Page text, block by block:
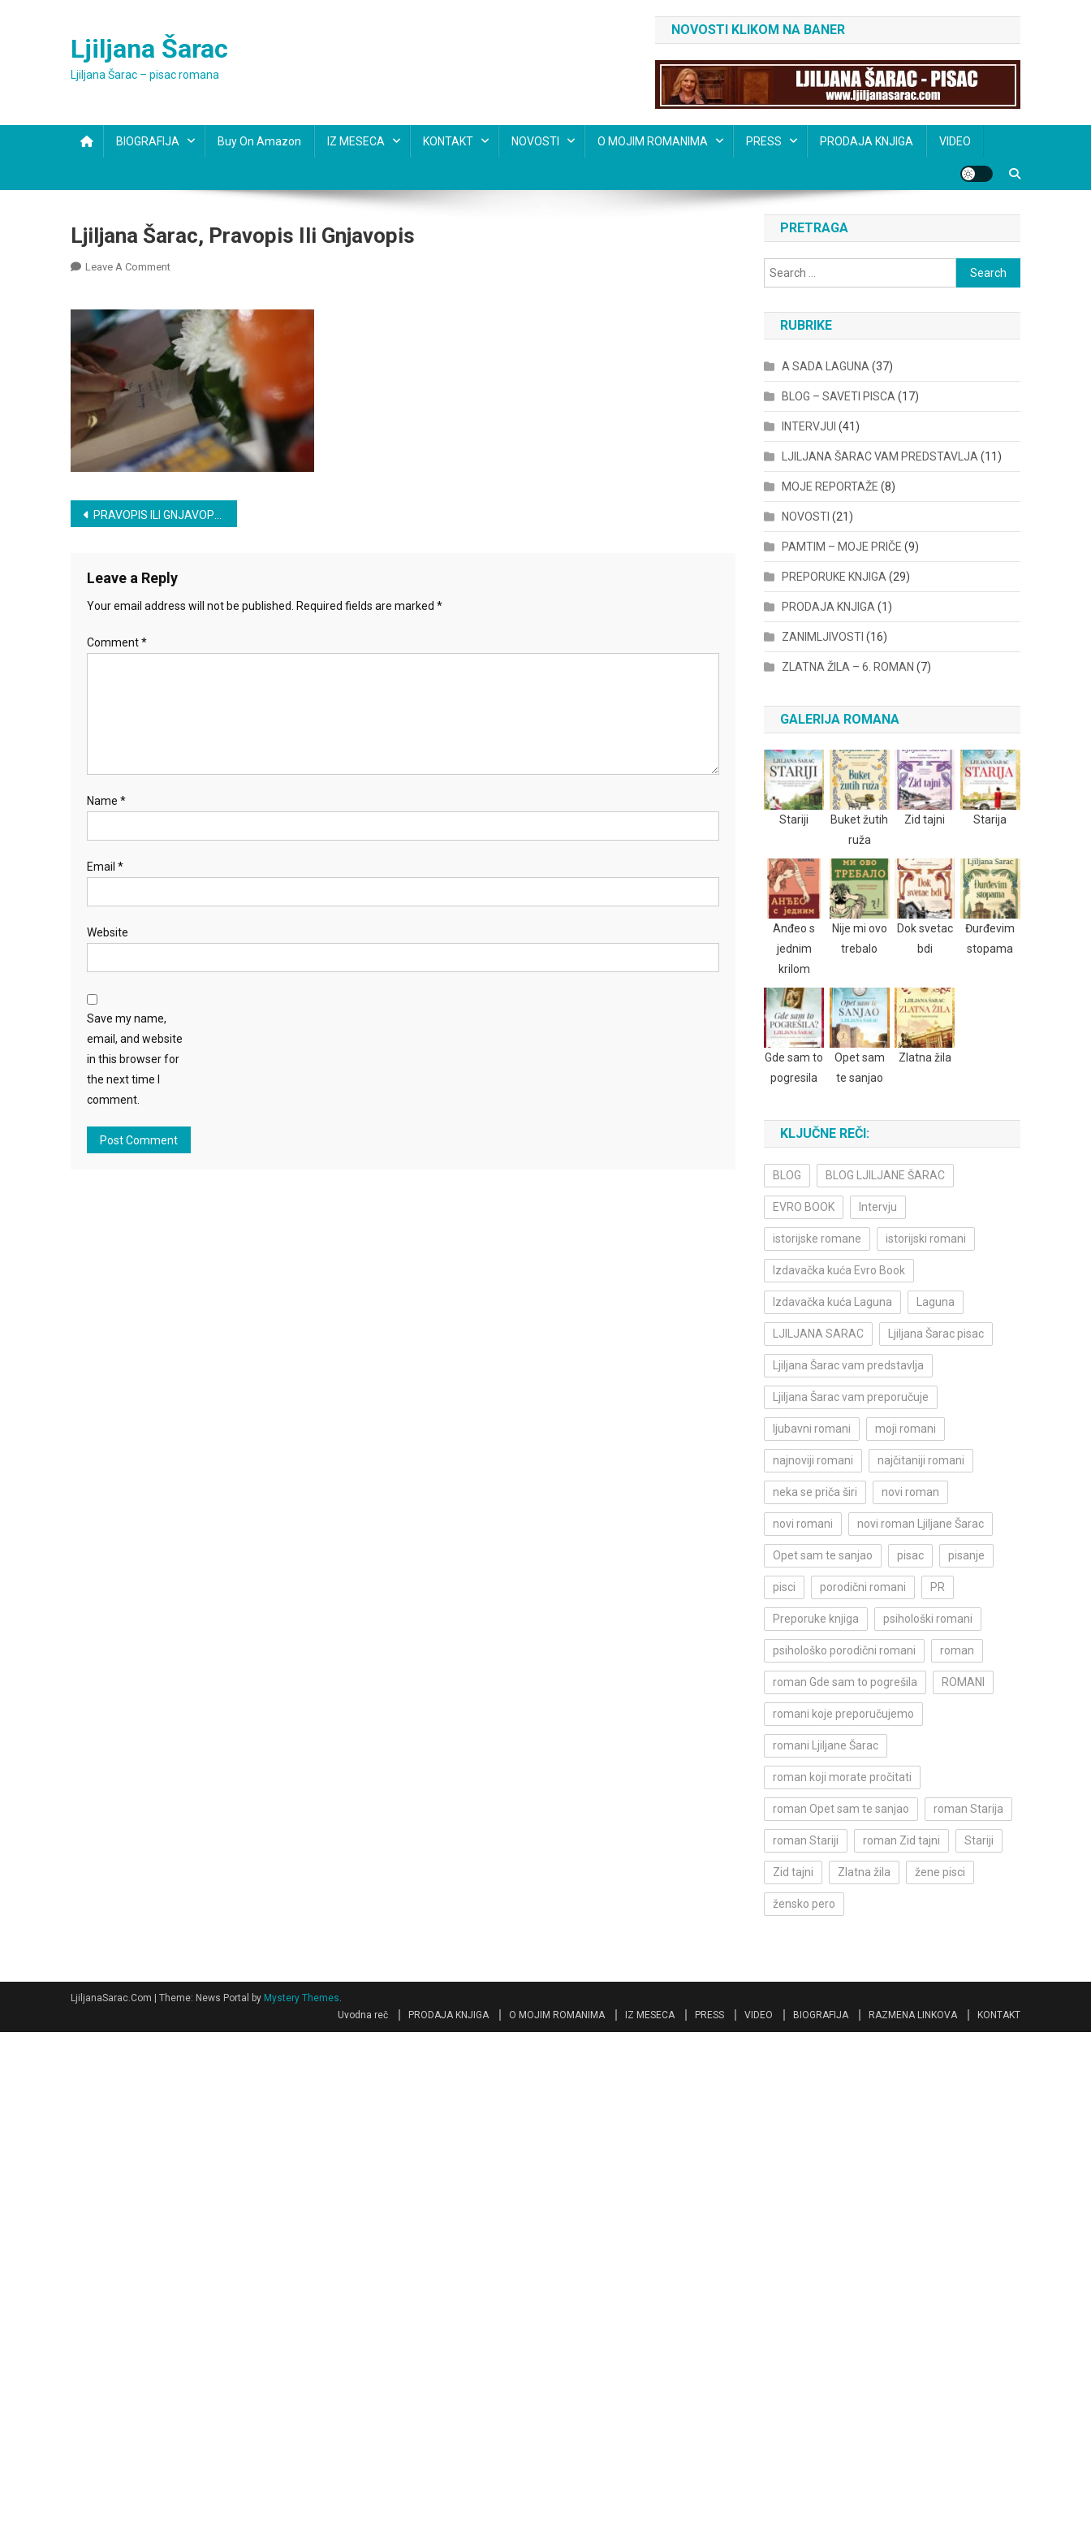
Ljiljana Šarac
Ljiljana Šarac – pisac romana
NOVOSTI KLIKOM NA BANER
BIOGRAFIJA Buy On Amazon IZ MESECA KONTAKT NOVOSTI O MOJIM ROMANIMA PRESS PRODAJA KNJIGA VIDEO
Ljiljana Šarac, Pravopis Ili Gnjavopis
Leave A CommentOn
Pravopis
Ili
Gnjavopis
Post
PRAVOPIS ILI GNJAVOPIS
Leave a Reply
Your email address will not be published. Required fields are marked *
Comment*
Name *
Email *
Website
Save my name,
email, and website
in this browser for
the next time I
comment.
PRETRAGA
Search
for:
RUBRIKE
A SADA LAGUNA (37)
BLOG – SAVETI PISCA (17)
INTERVJUI (41)
LJILJANA ŠARAC VAM PREDSTAVLJA (11)
MOJE REPORTAŽE (8)
NOVOSTI (21)
PAMTIM – MOJE PRIČE (9)
PREPORUKE KNJIGA (29)
PRODAJA KNJIGA (1)
ZANIMLJIVOSTI (16)
ZLATNA ŽILA – 6. ROMAN (7)
GALERIJA ROMANA
Stariji
Buket žutih
ruža
Zid tajni Starija
Anđeo s
jednim
krilom
Nije mi ovo
trebalo
Dok svetac
bdi
Đurđevim
stopama
Gde sam to
pogresila
Opet sam
te sanjao
Zlatna žila
KLJUČNE REČI:
BLOG BLOG LJILJANE ŠARAC
EVRO BOOK Intervju
istorijske romane istorijski romani
Izdavačka kuća Evro Book
Izdavačka kuća Laguna Laguna
LJILJANA SARAC Ljiljana Šarac pisac
Ljiljana Šarac vam predstavlja
Ljiljana Šarac vam preporučuje
ljubavni romani moji romani
najnoviji romani najčitaniji romani
neka se priča širi novi roman
novi romani novi roman Ljiljane Šarac
Opet sam te sanjao pisac pisanje
pisci porodični romani PR
Preporuke knjiga psihološki romani
psihološko porodični romani roman
roman Gde sam to pogrešila ROMANI
romani koje preporučujemo
romani Ljiljane Šarac
roman koji morate pročitati
roman Opet sam te sanjao roman Starija
roman Stariji roman Zid tajni Stariji
Zid tajni Zlatna žila žene pisci
žensko pero
LjiljanaSarac.Com Theme: News Portal by Mystery Themes.
Uvodna reč
PRODAJA KNJIGA O MOJIM ROMANIMA IZ MESECA PRESS VIDEO BIOGRAFIJA RAZMENA LINKOVA KONTAKT